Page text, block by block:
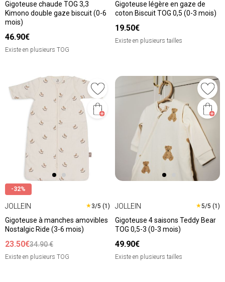
Gigoteuse chaude TOG 3,3
Kimono double gaze biscuit (0-6
mois)
46.90€
Existe en plusieurs TOG
Gigoteuse légère en gaze de
coton Biscuit TOG 0,5 (0-3 mois)
19.50€
Existe en plusieurs tailles
-32%
JOLLEIN ★3/5 (1)
Gigoteuse à manches amovibles
Nostalgic Ride (3-6 mois)
23.50€34.90 €
Existe en plusieurs TOG
JOLLEIN ★5/5 (1)
Gigoteuse 4 saisons Teddy Bear
TOG 0,5-3 (0-3 mois)
49.90€
Existe en plusieurs tailles